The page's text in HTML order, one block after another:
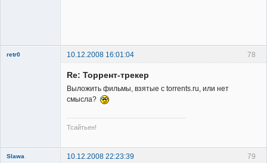
78
retr0
10.12.2008 16:01:04
Re: Торрент-трекер
Выложить фильмы, взятые с torrents.ru, или нет
смысла?
Тсайтьен!
79
Slawa
10.12.2008 22:23:39